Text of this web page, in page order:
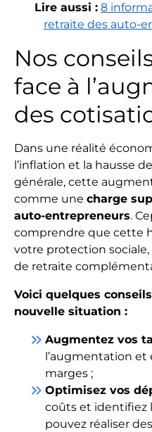
Lire aussi : 8
retraite des auto-
Nos
face à
des
Dans une réalité
l’inflation et la hausse
générale, cette
comme une charge
auto-entrepreneurs.
comprendre que cette
votre protection
de retraite
Voici quelques
nouvelle situation :
keyboard_double_arrow_right Augmentez vos
l’augmentation et
marges ;
keyboard_double_arrow_right Optimisez vos
coûts et identifiez
pouvez réaliser